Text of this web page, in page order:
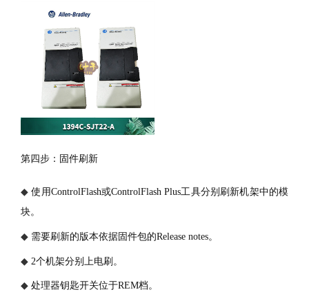
第四步：固件刷新
◆ 使用ControlFlash或ControlFlash Plus工具分别刷新机架中的模
块。
◆ 需要刷新的版本依据固件包的Release notes。
◆ 2个机架分别上电刷。
◆ 处理器钥匙开关位于REM档。